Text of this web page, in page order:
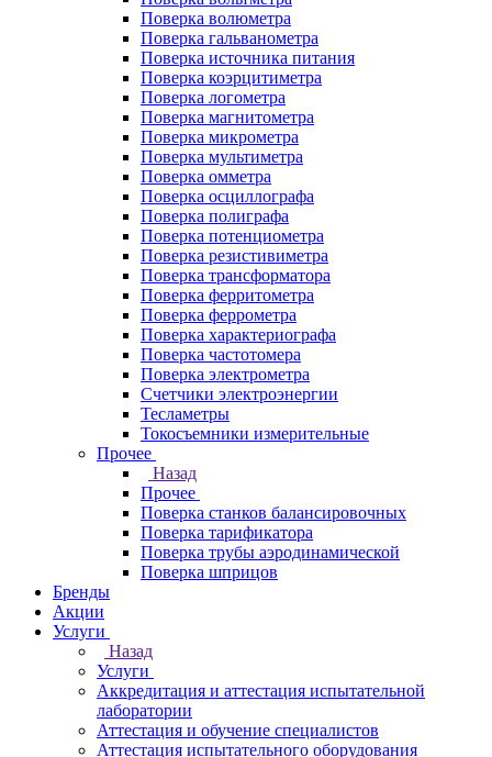
Поверка волюметра
Поверка гальванометра
Поверка источника питания
Поверка коэрцитиметра
Поверка логометра
Поверка магнитометра
Поверка микрометра
Поверка мультиметра
Поверка омметра
Поверка осциллографа
Поверка полиграфа
Поверка потенциометра
Поверка резистивиметра
Поверка трансформатора
Поверка ферритометра
Поверка феррометра
Поверка характериографа
Поверка частотомера
Поверка электрометра
Счетчики электроэнергии
Тесламетры
Токосъемники измерительные
Прочее
Назад
Прочее
Поверка станков балансировочных
Поверка тарификатора
Поверка трубы аэродинамической
Поверка шприцов
Бренды
Акции
Услуги
Назад
Услуги
Аккредитация и аттестация испытательной
лаборатории
Аттестация и обучение специалистов
Аттестация испытательного оборудования